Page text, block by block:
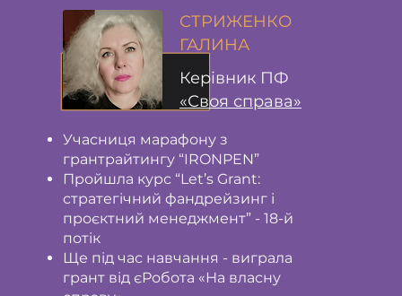
СТРИЖЕНКО
ГАЛИНА
Керівник ПФ
«Своя справа»
Учасниця марафону з
грантрайтингу “IRONPEN”
Пройшла курс “Let’s Grant:
стратегічний фандрейзинг і
проєктний менеджмент” - 18-й
потік
Ще під час навчання - виграла
грант від єРобота «На власну